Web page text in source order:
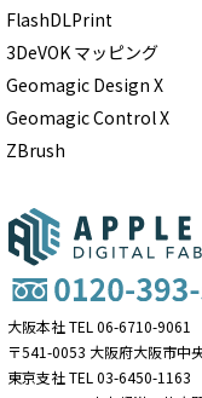
FlashDLPrint
3DeVOK マッピング
Geomagic Design X
Geomagic Control X
ZBrush
大阪本社 TEL 06-6710-9061
〒541-0053 大阪府大阪市中
東京支社 TEL 03-6450-1163